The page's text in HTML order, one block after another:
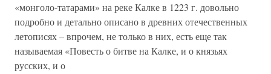
«монголо-татарами» на реке Калке в 1223 г. довольно
подробно и детально описано в древних отечественных
летописях – впрочем, не только в них, есть еще так
называемая «Повесть о битве на Калке, и о князьях
русских, и о